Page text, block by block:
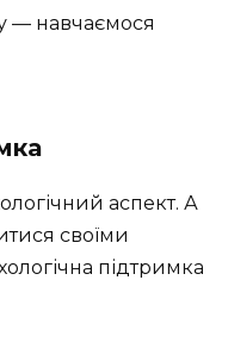
— навчаємося
аспект. А
своїми
підтримка